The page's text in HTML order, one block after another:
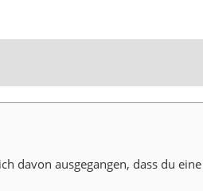
davon ausgegangen, dass du